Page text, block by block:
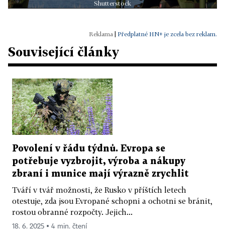
Shutterstock
| Předplatné HN+ je zcela bez reklam.
Související články
Povolení v řádu týdnů. Evropa se
potřebuje vyzbrojit, výroba a nákupy
zbraní i munice mají výrazně zrychlit
Tváří v tvář možnosti, že Rusko v příštích letech
otestuje, zda jsou Evropané schopni a ochotni se bránit,
rostou obranné rozpočty. Jejich...
18. 6. 2025 ▪ 4 min. čtení